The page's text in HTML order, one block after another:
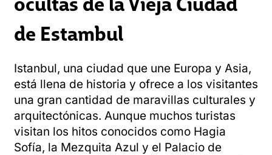
de Estambul
Istanbul, una ciudad que une Europa y Asia,
está llena de historia y ofrece a los visitantes
una gran cantidad de maravillas culturales y
arquitectónicas. Aunque muchos turistas
visitan los hitos conocidos como Hagia
Sofía, la Mezquita Azul y el Palacio de